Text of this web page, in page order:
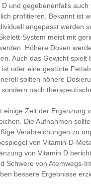
und gegebenenfalls
profitieren. Bekannt ist
angepasst werden
System meist mit
Höhere Dosen
Auch das Gewicht spielt
oder eine gestörte
sollten höhere
nach
einige Zeit der Ergänzung
Die Aufnahmen
Verabreichungen zu
von Vitamin-D-
von Vitamin D
Schwere von Atemwegs-
bessere Ergebnisse